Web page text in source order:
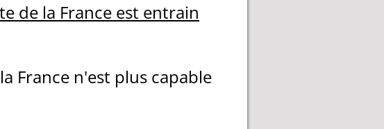
de la France est entrain
France n'est plus capable